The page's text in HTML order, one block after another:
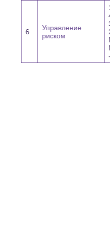
6
Управление
риском